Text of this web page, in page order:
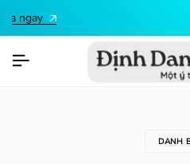
Khuyến mãi mua sắm
DANH